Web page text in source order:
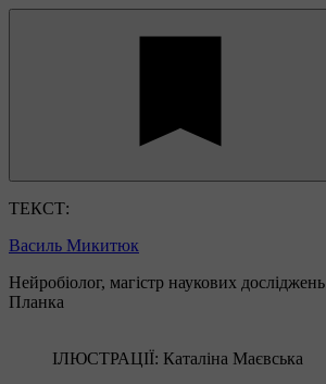
ТЕКСТ:
Василь Микитюк
Нейробіолог, магістр наукових
Планка
ІЛЮСТРАЦІЇ: Каталіна Маєвська